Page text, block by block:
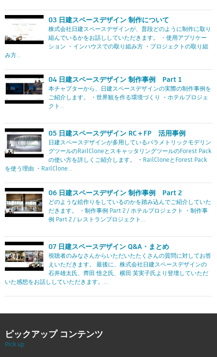
03 日建スペースデザイン 制作について
株式会社日建スペースデザインが、普段どのように制作に取り
組んでいるかをお話ししていただきます。 ・使用アプリケー
ション ・インハウスでの取り組み方 ・プロジェクトの取り組
み方...
04 日建スペースデザイン 制作事例 Part 1
本チャプターから、日建スペースデザインの実際の制作事例を
ご紹介します。 ・世界観を作る環境づくり ・ホテルプロジェ
クト...
05 日建スペースデザイン RC＋FP 活用事例
日建スペースデザインが多用しているパラメトリックモデリン
グツールのRailCloneとスキャッタリングツールのForest Pack
の使い方を詳しくご紹介します。 ・RailCloneとForest Pack
を使う理由 ・RailClone...
06 日建スペースデザイン 制作事例 Part 2
どのような絵作りをしているのかを踏み込んでご紹介していた
だきます。 ・制作事例 Part 2 / ホテルプロジェクト ・制作事
例 Part 2 / レストランプロジェクト...
07 日建スペースデザイン Q&A・まとめ
視聴者のみなさんからいただいたたくさんの質問に対してお答
えいただきます。 最後に、株式会社日建スペースデザインの
石井雄太氏、齊田 悟之氏、横田 芙実子氏より登壇していただ
いた感想をお話ししていただきます。...
ピックアップ コンテンツ
Pick up